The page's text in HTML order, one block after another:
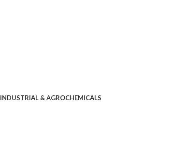
INDUSTRIAL & AGROCHEMICALS